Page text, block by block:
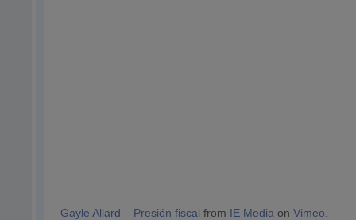
Gayle Allard – Presión fiscal from IE Media onVimeo